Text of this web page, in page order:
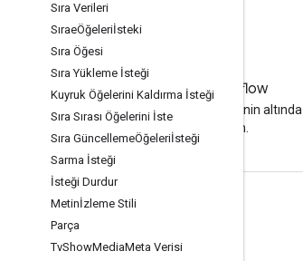
Sıra Verileri
SıraeÖğeleriİsteki
Sıra Öğesi
Sıra Yükleme İsteği
Kuyruk Öğelerini Kaldırma İsteği
Sıra Sırası Öğelerini İste
Sıra GüncellemeÖğeleriİsteği
Sarma İsteği
İsteği Durdur
Metinİzleme Stili
Parça
TvShowMediaMeta Verisi
Stack Overflow
Google yayın etiketinin altında
soru sorun.
Ürün Bilgisi
Cast Geliştirici Konsolu